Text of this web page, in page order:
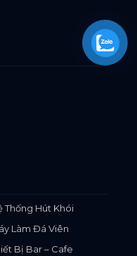
Thống Hút Khói
Làm Đá Viên
Bị Bar – Cafe